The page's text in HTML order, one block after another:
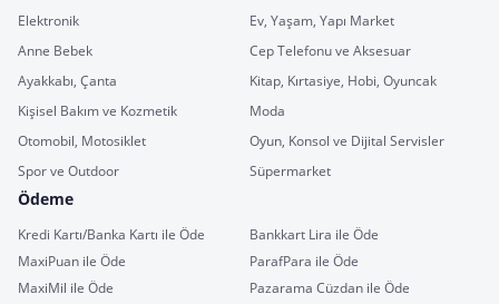
Elektronik
Ev, Yaşam, Yapı Market
Anne Bebek
Cep Telefonu ve Aksesuar
Ayakkabı, Çanta
Kitap, Kırtasiye, Hobi, Oyuncak
Kişisel Bakım ve Kozmetik
Moda
Otomobil, Motosiklet
Oyun, Konsol ve Dijital Servisler
Spor ve Outdoor
Süpermarket
Ödeme
Kredi Kartı/Banka Kartı ile Öde
Bankkart Lira ile Öde
MaxiPuan ile Öde
ParafPara ile Öde
MaxiMil ile Öde
Pazarama Cüzdan ile Öde